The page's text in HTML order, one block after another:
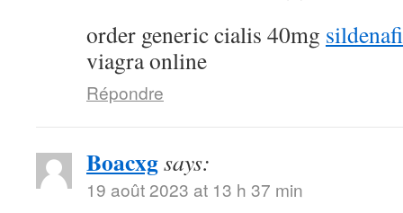
order generic cialis 40mg
viagra online
Répondre
Boacxgsays:
19 août 2023 at 13 h 37 min